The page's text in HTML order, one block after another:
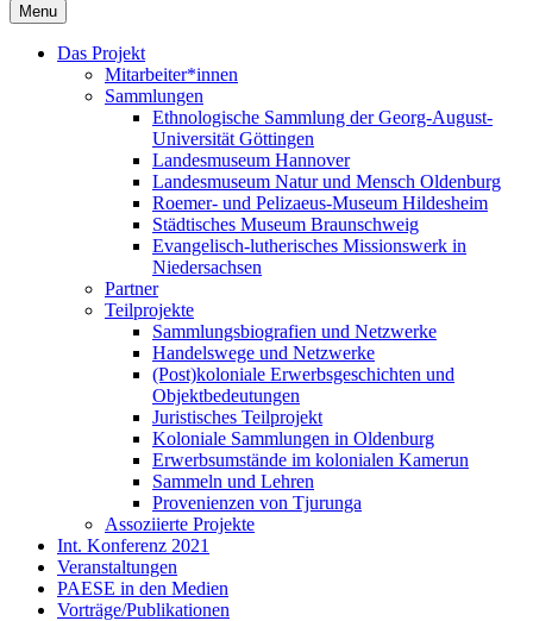
Menu
Das Projekt
Mitarbeiter*innen
Sammlungen
Ethnologische Sammlung der Georg-August-
Universität Göttingen
Landesmuseum Hannover
Landesmuseum Natur und Mensch Oldenburg
Roemer- und Pelizaeus-Museum Hildesheim
Städtisches Museum Braunschweig
Evangelisch-lutherisches Missionswerk in
Niedersachsen
Partner
Teilprojekte
Sammlungsbiografien und Netzwerke
Handelswege und Netzwerke
(Post)koloniale Erwerbsgeschichten und
Objektbedeutungen
Juristisches Teilprojekt
Koloniale Sammlungen in Oldenburg
Erwerbsumstände im kolonialen Kamerun
Sammeln und Lehren
Provenienzen von Tjurunga
Assoziierte Projekte
Int. Konferenz 2021
Veranstaltungen
PAESE in den Medien
Vorträge/Publikationen